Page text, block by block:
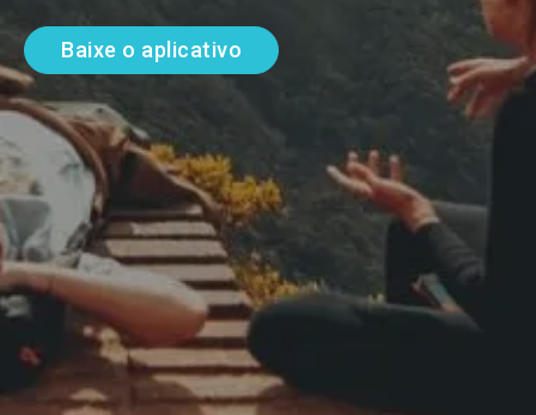
Baixe o aplicativo